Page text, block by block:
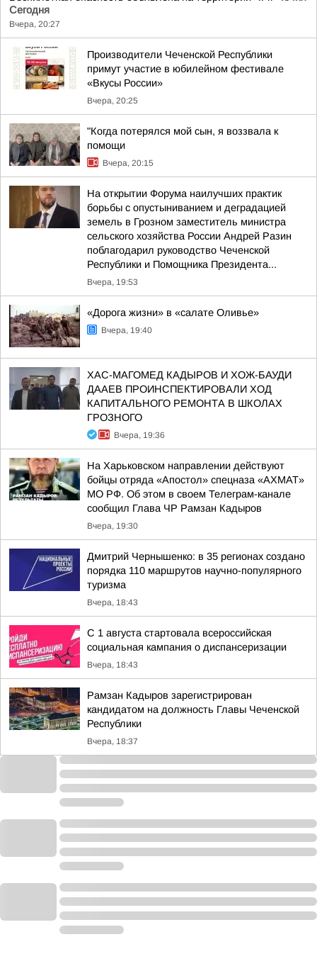
Сегодня
Вчера, 20:27
Производители Чеченской Республики
примут участие в юбилейном фестивале
«Вкусы России»
Вчера, 20:25
"Когда потерялся мой сын, я воззвала к
помощи
Вчера, 20:15
На открытии Форума наилучших практик
борьбы с опустыниванием и деградацией
земель в Грозном заместитель министра
сельского хозяйства России Андрей Разин
поблагодарил руководство Чеченской
Республики и Помощника Президента...
Вчера, 19:53
«Дорога жизни» в «салате Оливье»
Вчера, 19:40
ХАС-МАГОМЕД КАДЫРОВ И ХОЖ-БАУДИ
ДААЕВ ПРОИНСПЕКТИРОВАЛИ ХОД
КАПИТАЛЬНОГО РЕМОНТА В ШКОЛАХ
ГРОЗНОГО
Вчера, 19:36
На Харьковском направлении действуют
бойцы отряда «Апостол» спецназа «АХМАТ»
МО РФ. Об этом в своем Телеграм-канале
сообщил Глава ЧР Рамзан Кадыров
Вчера, 19:30
Дмитрий Чернышенко: в 35 регионах создано
порядка 110 маршрутов научно-популярного
туризма
Вчера, 18:43
С 1 августа стартовала всероссийская
социальная кампания о диспансеризации
Вчера, 18:43
Рамзан Кадыров зарегистрирован
кандидатом на должность Главы Чеченской
Республики
Вчера, 18:37